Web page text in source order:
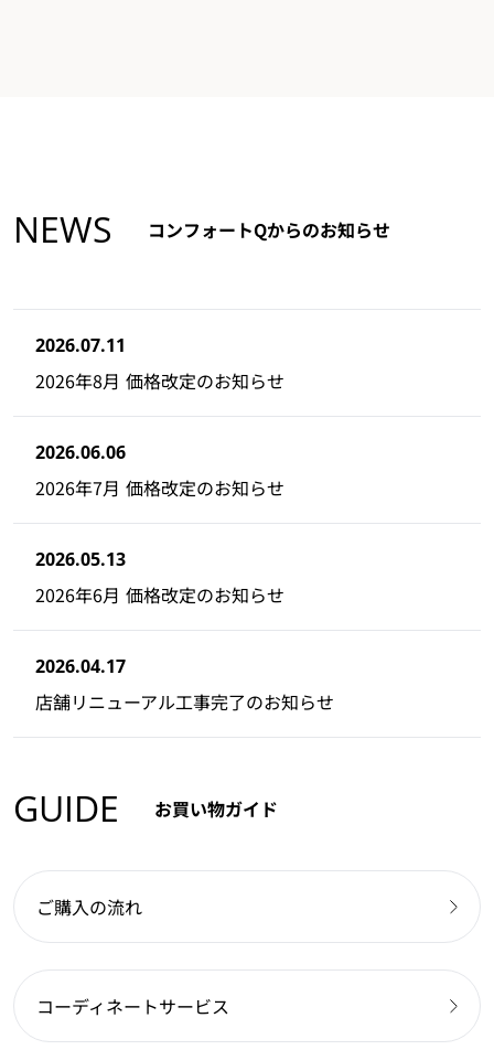
NEWS コンフォートQからのお知らせ
2026.07.11
2026年8月 価格改定のお知らせ
2026.06.06
2026年7月 価格改定のお知らせ
2026.05.13
2026年6月 価格改定のお知らせ
2026.04.17
店舗リニューアル工事完了のお知らせ
GUIDE お買い物ガイド
ご購入の流れ
コーディネートサービス